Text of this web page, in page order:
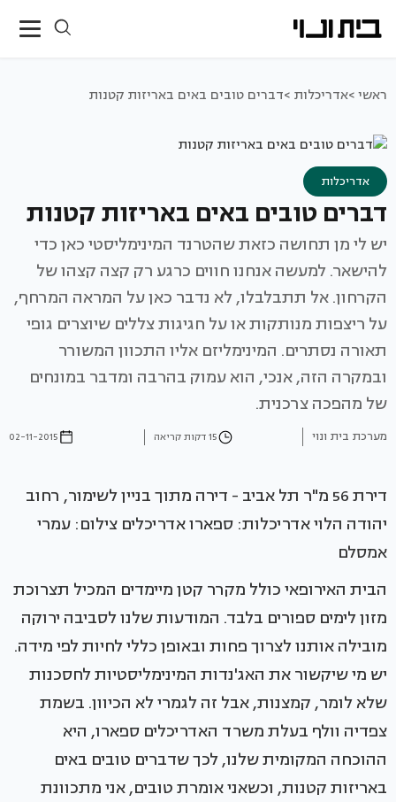
ראשי >אדריכלות >דברים טובים באים באריזות קטנות
אדריכלות
דברים טובים באים באריזות קטנות
יש לי מן תחושה כזאת שהטרנד המינימליסטי כאן כדי
להישאר. למעשה אנחנו חווים כרגע רק קצה קצהו של
הקרחון. אל תתבלבלו, לא נדבר כאן על המראה המרחף,
על ריצפות מנותקות או על חגיגות צללים שיוצרים גופי
תאורה נסתרים. המינימליזם אליו התכוון המשורר
ובמקרה הזה, אנכי, הוא עמוק בהרבה ומדבר במונחים
של מהפכה צרכנית.
מערכת בית ונוי 15 דקות קריאה 02-11-2015
דירת 56 מ"ר תל אביב - דירה מתוך בניין לשימור, רחוב
יהודה הלוי אדריכלות: ספארו אדריכלים צילום: עמרי
אמסלם
הבית האירופאי כולל מקרר קטן מיימדים המכיל תצרוכת
מזון לימים ספורים בלבד. המודעות שלנו לסביבה ירוקה
מובילה אותנו לצרוך פחות ובאופן כללי לחיות לפי מידה.
יש מי שיקשור את האג'נדות המינימליסטיות לחסכנות
שלא לומר, קמצנות, אבל זה לגמרי לא הכיוון. בשמת
צפדיה וולף בעלת משרד האדריכלים ספארו, היא
ההוכחה המקומית שלנו, לכך שדברים טובים באים
באריזות קטנות, וכשאני אומרת טובים, אני מתכוונת